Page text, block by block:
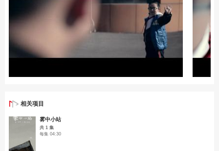
相关项目
雾中小站
共 1 集
每集 04:30